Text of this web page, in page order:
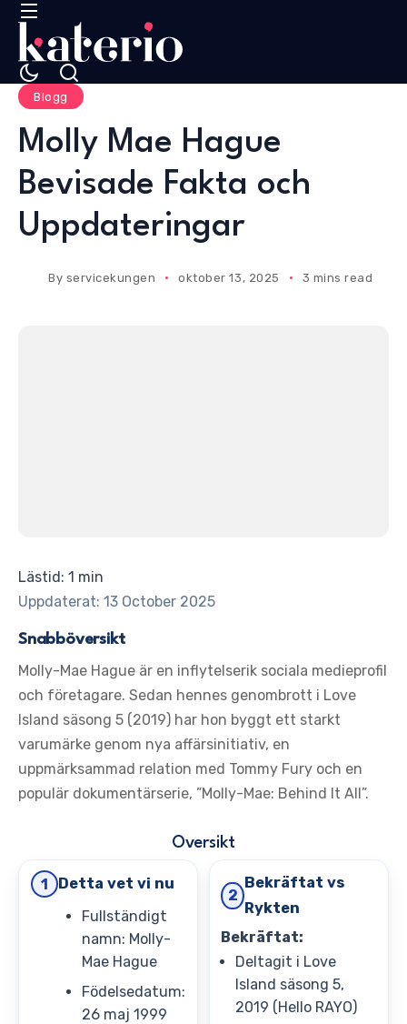
Blogg
Molly Mae Hague
Bevisade Fakta och
Uppdateringar
By servicekungen oktober 13, 2025 3 mins read
Lästid: 1 min
Uppdaterat: 13 October 2025
Snabböversikt
Molly-Mae Hague är en inflytelserik sociala medieprofil
och företagare. Sedan hennes genombrott i Love
Island säsong 5 (2019) har hon byggt ett starkt
varumärke genom nya affärsinitiativ, en
uppmärksammad relation med Tommy Fury och en
populär dokumentärserie, ”Molly-Mae: Behind It All”.
Oversikt
1
Detta vet vi nu
Fullständigt
namn: Molly-
Mae Hague
Födelsedatum:
26 maj 1999
2
Bekräftat vs
Rykten
Bekräftat:
Deltagit i Love
Island säsong 5,
2019 (Hello RAYO)